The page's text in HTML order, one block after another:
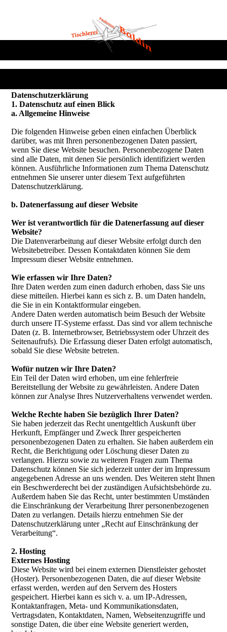
Datenschutzerklärung
1. Datenschutz auf einen Blick
a. Allgemeine Hinweise
Die folgenden Hinweise geben einen einfachen Überblick
darüber, was mit Ihren personenbezogenen Daten passiert,
wenn Sie diese Website besuchen. Personenbezogene Daten
sind alle Daten, mit denen Sie persönlich identifiziert werden
können. Ausführliche Informationen zum Thema Datenschutz
entnehmen Sie unserer unter diesem Text aufgeführten
Datenschutzerklärung.
b. Datenerfassung auf dieser Website
Wer ist verantwortlich für die Datenerfassung auf dieser
Website?
Die Datenverarbeitung auf dieser Website erfolgt durch den
Websitebetreiber. Dessen Kontaktdaten können Sie dem
Impressum dieser Website entnehmen.
Wie erfassen wir Ihre Daten?
Ihre Daten werden zum einen dadurch erhoben, dass Sie uns
diese mitteilen. Hierbei kann es sich z. B. um Daten handeln,
die Sie in ein Kontaktformular eingeben.
Andere Daten werden automatisch beim Besuch der Website
durch unsere IT-Systeme erfasst. Das sind vor allem technische
Daten (z. B. Internetbrowser, Betriebssystem oder Uhrzeit des
Seitenaufrufs). Die Erfassung dieser Daten erfolgt automatisch,
sobald Sie diese Website betreten.
Wofür nutzen wir Ihre Daten?
Ein Teil der Daten wird erhoben, um eine fehlerfreie
Bereitstellung der Website zu gewährleisten. Andere Daten
können zur Analyse Ihres Nutzerverhaltens verwendet werden.
Welche Rechte haben Sie bezüglich Ihrer Daten?
Sie haben jederzeit das Recht unentgeltlich Auskunft über
Herkunft, Empfänger und Zweck Ihrer gespeicherten
personenbezogenen Daten zu erhalten. Sie haben außerdem ein
Recht, die Berichtigung oder Löschung dieser Daten zu
verlangen. Hierzu sowie zu weiteren Fragen zum Thema
Datenschutz können Sie sich jederzeit unter der im Impressum
angegebenen Adresse an uns wenden. Des Weiteren steht Ihnen
ein Beschwerderecht bei der zuständigen Aufsichtsbehörde zu.
Außerdem haben Sie das Recht, unter bestimmten Umständen
die Einschränkung der Verarbeitung Ihrer personenbezogenen
Daten zu verlangen. Details hierzu entnehmen Sie der
Datenschutzerklärung unter „Recht auf Einschränkung der
Verarbeitung“.
2. Hosting
Externes Hosting
Diese Website wird bei einem externen Dienstleister gehostet
(Hoster). Personenbezogenen Daten, die auf dieser Website
erfasst werden, werden auf den Servern des Hosters
gespeichert. Hierbei kann es sich v. a. um IP-Adressen,
Kontaktanfragen, Meta- und Kommunikationsdaten,
Vertragsdaten, Kontaktdaten, Namen, Webseitenzugriffe und
sonstige Daten, die über eine Website generiert werden,